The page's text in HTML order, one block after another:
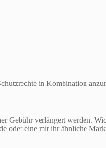
in Kombination
Gebühr verlängert werden.
oder eine mit ihr ähnliche